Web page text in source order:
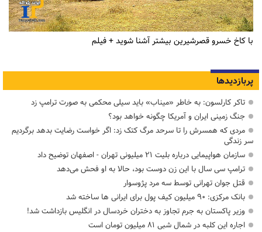
با کاخ خسرو قصرشیرین بیشتر آشنا شوید + فیلم
پربازدیدها
تاکر کارلسون: به خاطر «میناب» باید سیلی محکمی به صورت ترامپ زد
جنگ زمینی ایران و آمریکا چگونه خواهد بود؟
مردی که همسرش را تا سرحد مرگ کتک زد: اگر خواست رضایت بدهد برگردیم
سر زندگی
سازمان هواپیمایی درباره بلیت ۲۱ میلیونی تهران - اصفهان توضیح داد
ترامپ سی سال با این زن دوست بود، حالا به او فحش می‌دهد
قتل جوان تهرانی توسط سه مرد پژوسوار
بانک مرکزی: ۹۰ میلیون کیف پول برای ایرانی ها ساخته شد
وزیر پاکستان به جرم تجاوز به دختران خردسال در انگلیس بازداشت شد!
اجاره این کلبه در شمال شبی ۸۱ میلیون تومان است